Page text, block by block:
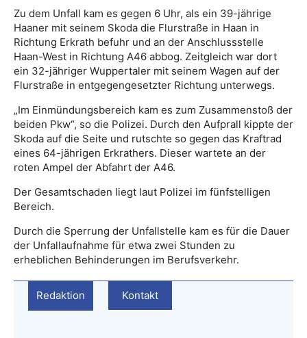
Zu dem Unfall kam es gegen 6 Uhr, als ein 39-jährige
Haaner mit seinem Skoda die Flurstraße in Haan in
Richtung Erkrath befuhr und an der Anschlussstelle
Haan-West in Richtung A46 abbog. Zeitgleich war dort
ein 32-jähriger Wuppertaler mit seinem Wagen auf der
Flurstraße in entgegengesetzter Richtung unterwegs.
„Im Einmündungsbereich kam es zum Zusammenstoß der
beiden Pkw“, so die Polizei. Durch den Aufprall kippte der
Skoda auf die Seite und rutschte so gegen das Kraftrad
eines 64-jährigen Erkrathers. Dieser wartete an der
roten Ampel der Abfahrt der A46.
Der Gesamtschaden liegt laut Polizei im fünfstelligen
Bereich.
Durch die Sperrung der Unfallstelle kam es für die Dauer
der Unfallaufnahme für etwa zwei Stunden zu
erheblichen Behinderungen im Berufsverkehr.
Redaktion Kontakt